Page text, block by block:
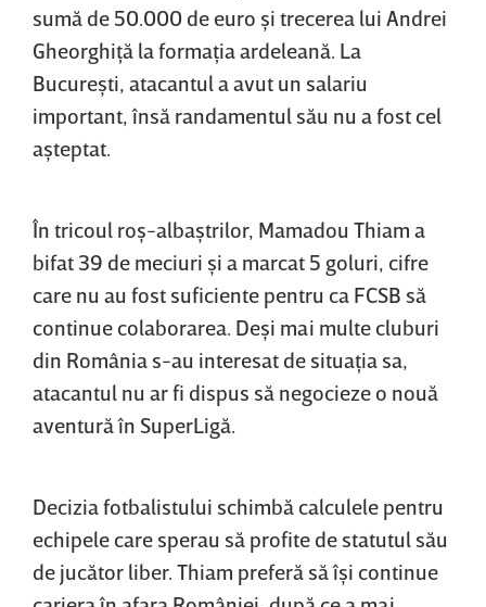
sumă de 50.000 de euro şi trecerea lui Andrei
Gheorghiţă la formaţia ardeleană. La
Bucureşti, atacantul a avut un salariu
important, însă randamentul său nu a fost cel
aşteptat.
În tricoul roş-albaştrilor, Mamadou Thiam a
bifat 39 de meciuri şi a marcat 5 goluri, cifre
care nu au fost suficiente pentru ca FCSB să
continue colaborarea. Deşi mai multe cluburi
din România s-au interesat de situaţia sa,
atacantul nu ar fi dispus să negocieze o nouă
aventură în SuperLigă.
Decizia fotbalistului schimbă calculele pentru
echipele care sperau să profite de statutul său
de jucător liber. Thiam preferă să îşi continue